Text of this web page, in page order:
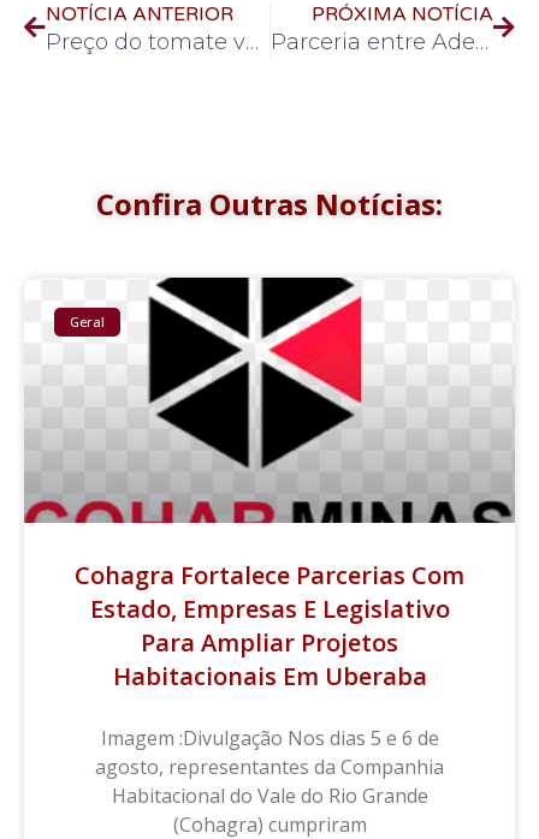
NOTÍCIA ANTERIOR
Preço do tomate volta a cair na Pedra do Produtor
PRÓXIMA NOTÍCIA
Parceria entre Adefu e Funel fortalece tradicional arraiá beneficente
Confira Outras Notícias:
Geral
Cohagra Fortalece Parcerias Com
Estado, Empresas E Legislativo
Para Ampliar Projetos
Habitacionais Em Uberaba
Imagem :Divulgação Nos dias 5 e 6 de
agosto, representantes da Companhia
Habitacional do Vale do Rio Grande
(Cohagra) cumpriram